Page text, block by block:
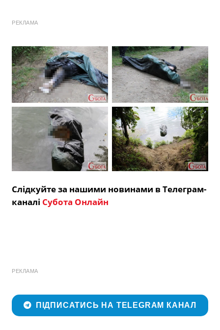
РЕКЛАМА
Слідкуйте за нашими новинами в Телеграм-
каналі Субота Онлайн
РЕКЛАМА
ПІДПИСАТИСЬ НА TELEGRAM КАНАЛ